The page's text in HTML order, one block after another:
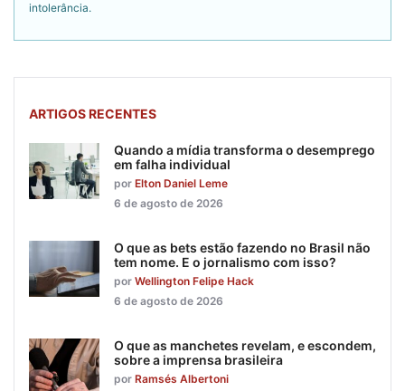
intolerância.
ARTIGOS RECENTES
Quando a mídia transforma o desemprego
em falha individual
por Elton Daniel Leme
6 de agosto de 2026
O que as bets estão fazendo no Brasil não
tem nome. E o jornalismo com isso?
por Wellington Felipe Hack
6 de agosto de 2026
O que as manchetes revelam, e escondem,
sobre a imprensa brasileira
por Ramsés Albertoni